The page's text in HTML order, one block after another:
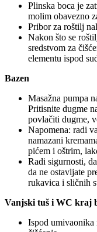
Plinska boca je
molim obavezno
Pribor za roštilj
Nakon što se
sredstvom za
elementu ispod
Bazen
Masažna pumpa
Pritisnite dugme
povlačiti dugme,
Napomena: radi
namazani
pićem i oštrim,
Radi sigurnosti,
da ne ostavljate
rukavica i sličnih
Vanjski tuš i WC kraj
Ispod umivaonika